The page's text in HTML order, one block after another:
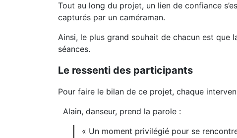
Tout au long du projet, un lien de confiance
capturés par un caméraman.
Ainsi, le plus grand souhait de chacun est que
séances.
Le ressenti des participants
Pour faire le bilan de ce projet, chaque
Alain, danseur, prend la parole :
« Un moment privilégié pour se